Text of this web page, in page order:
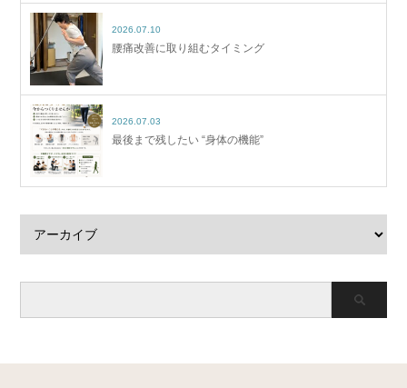
2026.07.10
腰痛改善に取り組むタイミング
2026.07.03
最後まで残したい “身体の機能”